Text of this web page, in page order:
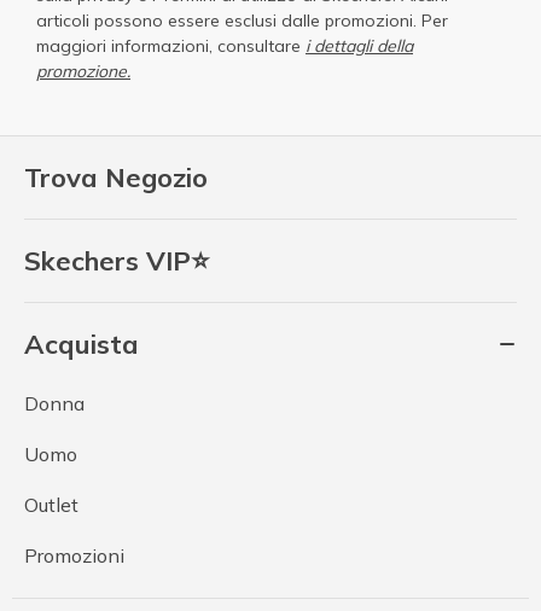
Trova Negozio
Skechers VIP⭐
Acquista
Donna
Uomo
Outlet
Promozioni
articoli possono essere esclusi dalle promozioni. Per
maggiori informazioni, consultare i dettagli della
promozione.